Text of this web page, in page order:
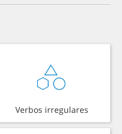
Verbos irregulares